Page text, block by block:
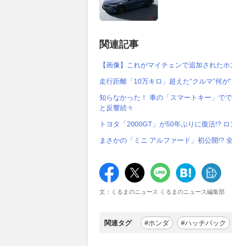
関連記事
【画像】これがマイチェンで追加された
走行距離「10万キロ」超えた“クルマ”何
知らなかった！ 車の「スマートキー」で
と反響続々
トヨタ「2000GT」が50年ぶりに復活!?
まさかの「ミニ アルファード」初公開!?
文：くるまのニュース くるまのニュース編集部
関連タグ #ホンダ #ハッチバック